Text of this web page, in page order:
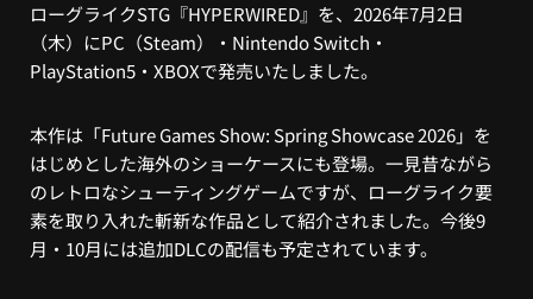
ローグライクSTG 『HYPERWIRED』を、2026年7月2日
（木）にPC（Steam）・Nintendo Switch・
PlayStation5・XBOXで発売いたしました。
本作は「Future Games Show: Spring Showcase 2026」を
はじめとした海外のショーケースにも登場。一見昔ながら
のレトロなシューティングゲームですが、ローグライク要
素を取り入れた斬新な作品として紹介されました。今後9
月・10月には追加DLCの配信も予定されています。